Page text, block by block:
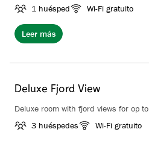
1 huésped
Wi-Fi gratuito
Leer más
Deluxe Fjord View
Deluxe room with fjord views for op
3 huéspedes
Wi-Fi gratuito